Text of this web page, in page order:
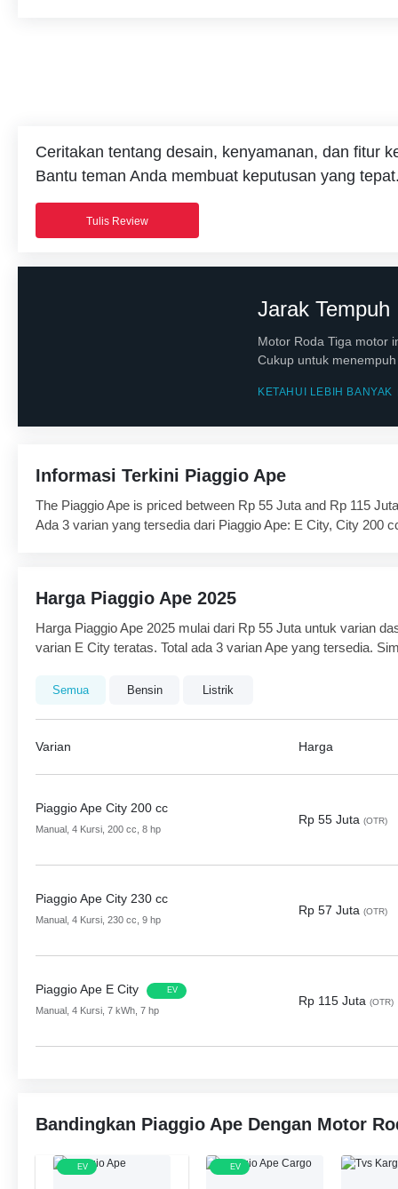
Ceritakan tentang desain, kenyamanan, dan fitur
Bantu teman Anda membuat keputusan yang
Tulis Review
Jarak Tempuh
Motor Roda Tiga motor
Cukup untuk
KETAHUI LEBIH BANYAK
Informasi Terkini Piaggio Ape
The Piaggio Ape is priced between Rp 55 Juta and Rp 115
Ada 3 varian yang tersedia dari Piaggio Ape: E City, City 200
Harga Piaggio Ape 2025
Harga Piaggio Ape 2025 mulai dari Rp 55 Juta untuk varian
varian E City teratas. Total ada 3 varian Ape yang tersedia.
Semua Bensin Listrik
Varian Harga
Piaggio Ape City 200 cc
Manual, 4 Kursi, 200 cc, 8 hp
Rp 55 Juta (OTR)
Piaggio Ape City 230 cc
Manual, 4 Kursi, 230 cc, 9 hp
Rp 57 Juta (OTR)
Piaggio Ape E City EV
Manual, 4 Kursi, 7 kWh, 7 hp
Rp 115 Juta (OTR)
Bandingkan Piaggio Ape Dengan Motor
EV EV